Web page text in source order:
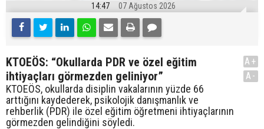
14:47 07 Ağustos 2026
KTOEÖS: “Okullarda PDR ve özel eğitim
ihtiyaçları görmezden geliniyor”
KTOEÖS, okullarda disiplin vakalarının yüzde 66
arttığını kaydederek, psikolojik danışmanlık ve
rehberlik (PDR) ile özel eğitim öğretmeni ihtiyaçlarının
görmezden gelindiğini söyledi.
A+
A-